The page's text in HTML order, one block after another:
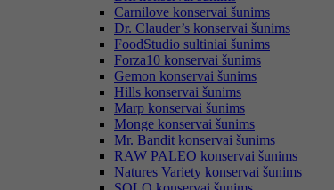
Carnilove konservai šunims
Dr. Clauder’s konservai šunims
FoodStudio sultiniai šunims
Forza10 konservai šunims
Gemon konservai šunims
Hills konservai šunims
Marp konservai šunims
Monge konservai šunims
Mr. Bandit konservai šunims
RAW PALEO konservai šunims
Natures Variety konservai šunims